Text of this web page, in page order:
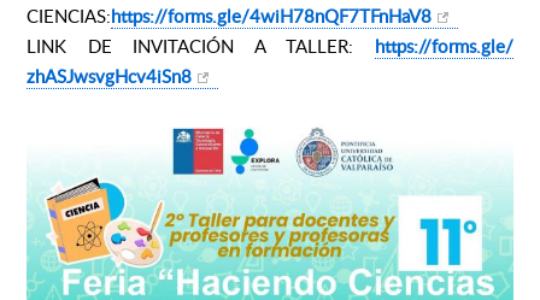
CIENCIAS:https://forms.gle/4wiH78nQF7TFnHaV8
LINK DE INVITACIÓN A TALLER: https://forms.gle/
zhASJwsvgHcv4iSn8